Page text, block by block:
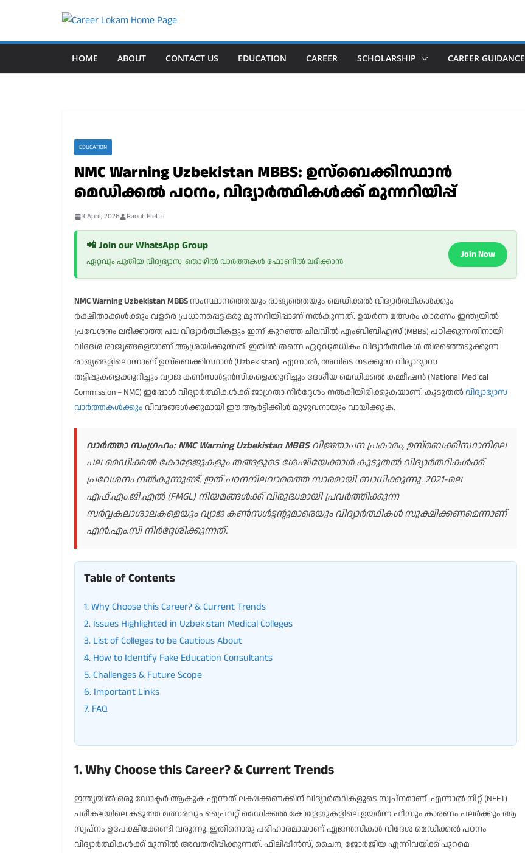
content
HOME ABOUT CONTACT US EDUCATION CAREER SCHOLARSHIP CAREER GUIDANCE
EDUCATION
NMC Warning Uzbekistan MBBS: ഉസ്‌ബെക്കിസ്ഥാൻ
മെഡിക്കൽ പഠനം, വിദ്യാർത്ഥികൾക്ക് മുന്നറിയിപ്പ്
3 April, 2026 Raouf Elettil
📲 Join our WhatsApp Group
ഏറ്റവും പുതിയ വിദ്യഭ്യാസ-തൊഴിൽ വാർത്തകൾ ഫോണിൽ ലഭിക്കാൻ
Join Now
NMC Warning Uzbekistan MBBSസംസ്ഥാനത്തെയും രാജ്യത്തെയും മെഡിക്കൽ വിദ്യാർത്ഥികൾക്കും
രക്ഷിതാക്കൾക്കും വളരെ പ്രധാനപ്പെട്ട ഒരു മുന്നറിയിപ്പാണ് നൽകുന്നത്. ഉയർന്ന മത്സരം കാരണം ഇന്ത്യയിൽ
പ്രവേശനം ലഭിക്കാത്ത പല വിദ്യാർത്ഥികളും ഇന്ന് കുറഞ്ഞ ചിലവിൽ എംബിബിഎസ് (MBBS) പഠിക്കുന്നതിനായി
വിദേശ രാജ്യങ്ങളെയാണ് ആശ്രയിക്കുന്നത്. ഇതിൽ തന്നെ ഏറ്റവുമധികം വിദ്യാർത്ഥികൾ തിരഞ്ഞെടുക്കുന്ന
രാജ്യങ്ങളിലൊന്നാണ് ഉസ്‌ബെക്കിസ്ഥാൻ (Uzbekistan). എന്നാൽ, അവിടെ നടക്കുന്ന വിദ്യാഭ്യാസ
തട്ടിപ്പുകളെക്കുറിച്ചും വ്യാജ കൺസൾട്ടൻസികളെക്കുറിച്ചും ദേശീയ മെഡിക്കൽ കമ്മീഷൻ (National Medical
Commission – NMC) ഇപ്പോൾ വിദ്യാർത്ഥികൾക്ക് ജാഗ്രതാ നിർദ്ദേശം നൽകിയിരിക്കുകയാണ്. കൂടുതൽവിദ്യാഭ്യാസ
വാർത്തകൾക്കും വിവരങ്ങൾക്കുമായി ഈ ആർട്ടിക്കിൾ മുഴുവനായും വായിക്കുക.
വാർത്താ സംഗ്രഹം: NMC Warning Uzbekistan MBBSവിജ്ഞാപന പ്രകാരം, ഉസ്‌ബെക്കിസ്ഥാനിലെ
പല മെഡിക്കൽ കോളേജുകളും തങ്ങളുടെ ശേഷിയേക്കാൾ കൂടുതൽ വിദ്യാർത്ഥികൾക്ക്
പ്രവേശനം നൽകുന്നുണ്ട്. ഇത് പഠനനിലവാരത്തെ സാരമായി ബാധിക്കുന്നു. 2021-ലെ
എഫ്.എം.ജി.എൽ (FMGL) നിയമങ്ങൾക്ക് വിരുദ്ധമായി പ്രവർത്തിക്കുന്ന
സർവ്വകലാശാലകളെയും വ്യാജ കൺസൾട്ടന്റുമാരെയും വിദ്യാർത്ഥികൾ സൂക്ഷിക്കണമെന്നാണ്
എൻ.എം.സി നിർദ്ദേശിക്കുന്നത്.
Table of Contents
1. Why Choose this Career? & Current Trends
2. Issues Highlighted in Uzbekistan Medical Colleges
3. List of Colleges to be Cautious About
4. How to Identify Fake Education Consultants
5. Challenges & Future Scope
6. Important Links
7. FAQ
1. Why Choose this Career? & Current Trends
ഇന്ത്യയിൽ ഒരു ഡോക്ടർ ആകുക എന്നത് ലക്ഷക്കണക്കിന് വിദ്യാർത്ഥികളുടെ സ്വപ്നമാണ്. എന്നാൽ നീറ്റ് (NEET)
പരീക്ഷയിലെ കടുത്ത മത്സരവും പ്രൈവറ്റ് മെഡിക്കൽ കോളേജുകളിലെ ഉയർന്ന ഫീസും കാരണം പലർക്കും ആ
സ്വപ്നം ഉപേക്ഷിക്കേണ്ടി വരുന്നു. ഇതിനൊരു പരിഹാരമായാണ് ഏജൻസികൾ വിദേശ മെഡിക്കൽ പഠനം
വിദ്യാർത്ഥികൾക്ക് മുന്നിൽ അവതരിപ്പിക്കുന്നത്. ഫിലിപ്പീൻസ്, ചൈന, ജോർജിയ എന്നിവയ്ക്ക് പുറമെ